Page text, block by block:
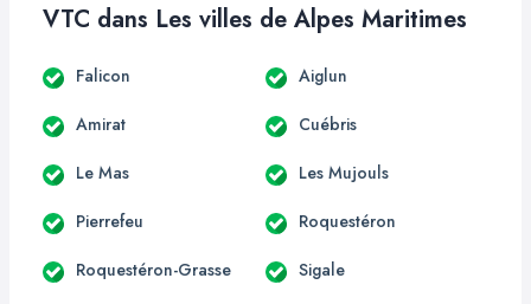
VTC dans Les villes de Alpes Maritimes
Falicon Aiglun
Amirat Cuébris
Le Mas Les Mujouls
Pierrefeu Roquestéron
Roquestéron-Grasse Sigale